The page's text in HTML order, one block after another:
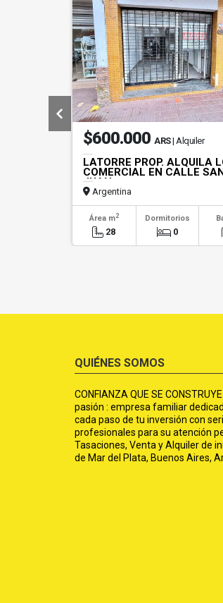
$600.000 ARS| Alquiler
LATORRE PROP. ALQUILA
COMERCIAL EN CALLE
JUAN
Argentina
Área m2
28
Dormitorios
0
QUIÉNES SOMOS
CONFIANZA QUE SE
pasión : empresa familiar
cada paso de tu inversión con
profesionales para su atención
Tasaciones, Venta y Alquiler de
de Mar del Plata, Buenos Aires,